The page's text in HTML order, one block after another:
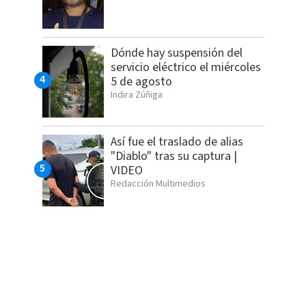
Dónde hay suspensión del
servicio eléctrico el miércoles
5 de agosto
Indira Zúñiga
Así fue el traslado de alias
"Diablo" tras su captura |
VIDEO
Redacción Multimedios